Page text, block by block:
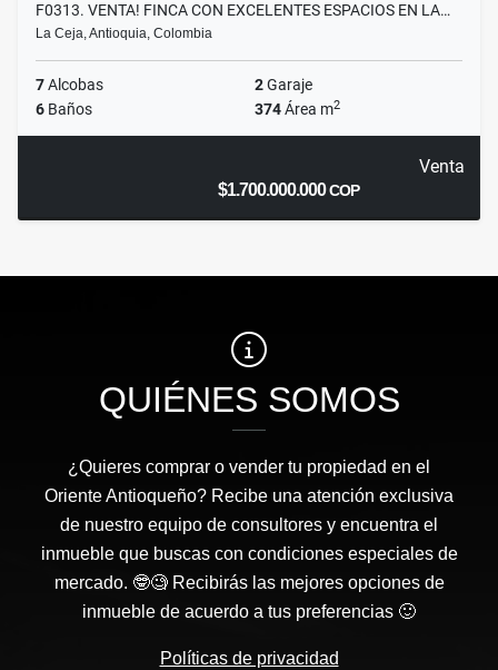
F0313. VENTA! FINCA CON EXCELENTES ESPACIOS EN LA…
La Ceja, Antioquia, Colombia
7Alcobas 2Garaje
6 Baños 374Área m2
Venta
$1.700.000.000COP
QUIÉNES SOMOS
¿Quieres comprar o vender tu propiedad en el
Oriente Antioqueño? Recibe una atención exclusiva
de nuestro equipo de consultores y encuentra el
inmueble que buscas con condiciones especiales de
mercado. 🤓🧐 Recibirás las mejores opciones de
inmueble de acuerdo a tus preferencias 🙂
Políticas de privacidad